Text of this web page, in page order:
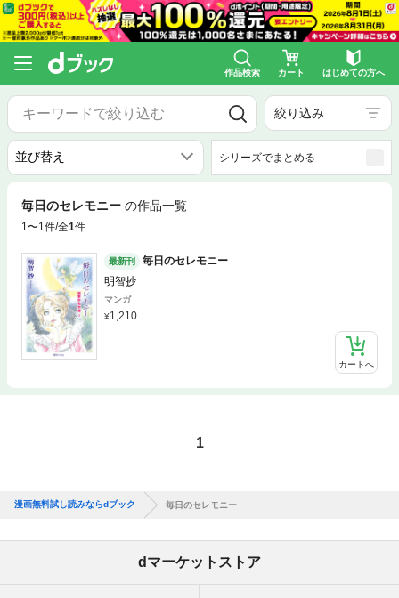
作品検索 カート はじめての方へ
絞り込み
シリーズでまとめる
毎日のセレモニー の作品一覧
1〜1件/全1件
最新刊
毎日のセレモニー
明智抄
マンガ
1,210
カートへ
1
漫画無料試し読みならdブック 毎日のセレモニー
dマーケットストア